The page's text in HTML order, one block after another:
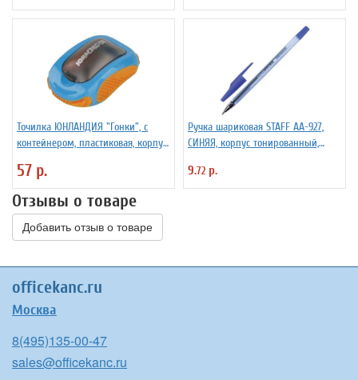
Точилка ЮНЛАНДИЯ "Гонки", с
контейнером, пластиковая, корпус
57 р.
Ручка шариковая STAFF AA-927,
СИНЯЯ, корпус тонированный,
линия 0,35 мм, 142809
9.72 р.
Отзывы о товаре
Добавить отзыв о товаре
officekanc.ru
Москва
8(495)135-00-47
sales@officekanc.ru